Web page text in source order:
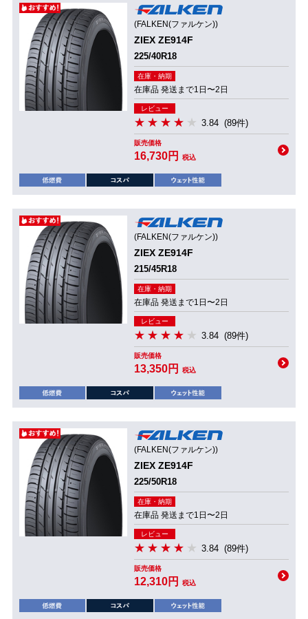
(FALKEN(ファルケン))
ZIEX ZE914F
225/40R18
在庫・納期
在庫品 発送まで1日〜2日
レビュー
3.84 (89件)
販売価格
16,730円 税込
(FALKEN(ファルケン))
ZIEX ZE914F
215/45R18
在庫・納期
在庫品 発送まで1日〜2日
レビュー
3.84 (89件)
販売価格
13,350円 税込
(FALKEN(ファルケン))
ZIEX ZE914F
225/50R18
在庫・納期
在庫品 発送まで1日〜2日
レビュー
3.84 (89件)
販売価格
12,310円 税込